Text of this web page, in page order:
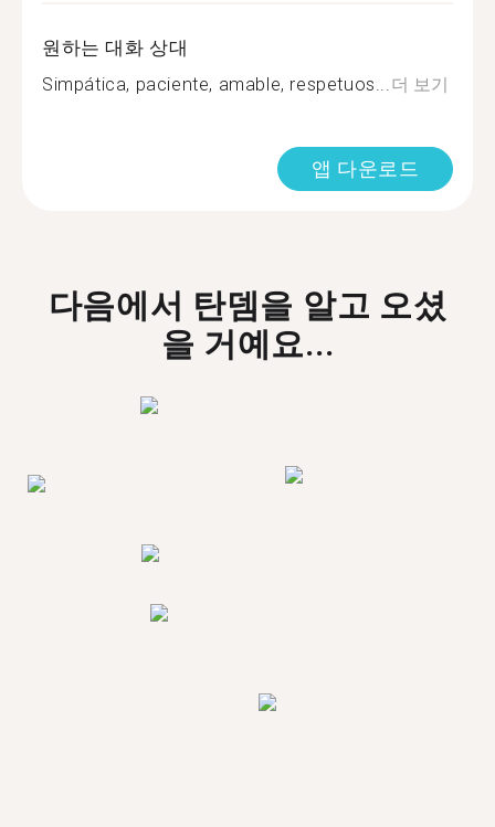
원하는 대화 상대
Simpática, paciente, amable, respetuos...더 보기
앱 다운로드
다음에서 탄뎀을 알고 오셨
을 거예요...